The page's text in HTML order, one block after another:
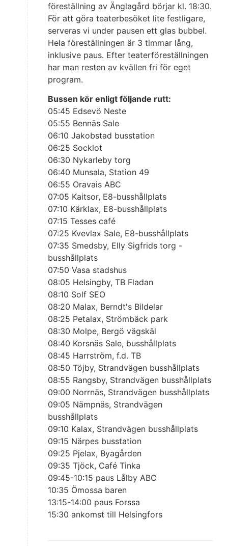
föreställning av Änglagård börjar kl. 18:30.
För att göra teaterbesöket lite festligare,
serveras vi under pausen ett glas bubbel.
Hela föreställningen är 3 timmar lång,
inklusive paus. Efter teaterföreställningen
har man resten av kvällen fri för eget
program.
Bussen kör enligt följande rutt:
05:45 Edsevö Neste
05:55 Bennäs Sale
06:10 Jakobstad busstation
06:25 Socklot
06:30 Nykarleby torg
06:40 Munsala, Station 49
06:55 Oravais ABC
07:05 Kaitsor, E8-busshållplats
07:10 Kärklax, E8-busshållplats
07:15 Tesses café
07:25 Kvevlax Sale, E8-busshållplats
07:35 Smedsby, Elly Sigfrids torg -
busshållplats
07:50 Vasa stadshus
08:05 Helsingby, TB Fladan
08:10 Solf SEO
08:20 Malax, Berndt's Bildelar
08:25 Petalax, Strömbäck park
08:30 Molpe, Bergö vägskäl
08:40 Korsnäs Sale, busshållplats
08:45 Harrström, f.d. TB
08:50 Töjby, Strandvägen busshållplats
08:55 Rangsby, Strandvägen busshållplats
09:00 Norrnäs, Strandvägen busshållplats
09:05 Nämpnäs, Strandvägen
busshållplats
09:10 Kalax, Strandvägen busshållplats
09:15 Närpes busstation
09:25 Pjelax, Byagården
09:35 Tjöck, Café Tinka
09:45-10:15 paus Lålby ABC
10:35 Ömossa baren
13:15-14:00 paus Forssa
15:30 ankomst till Helsingfors